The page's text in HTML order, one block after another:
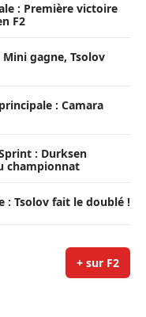
: Première victoire
F2
gagne, Tsolov
: Camara
: Durksen
championnat
: Tsolov fait le doublé !
+ sur F2